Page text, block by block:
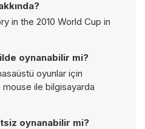
in the 2010 World Cup in
oynanabilir mi?
oyunlar için
mouse ile bilgisayarda
oynanabilir mi?